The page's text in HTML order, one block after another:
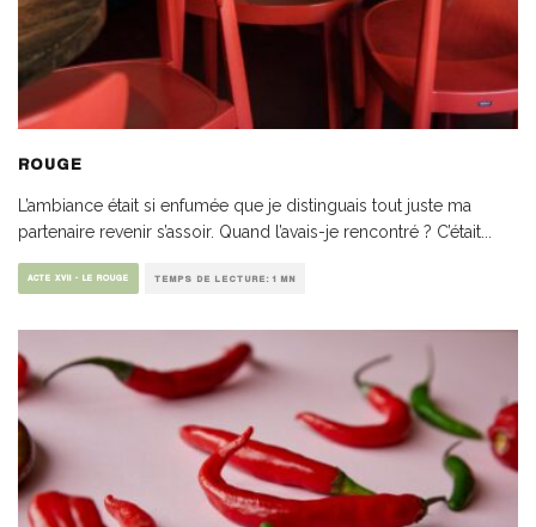
ROUGE
L’ambiance était si enfumée que je distinguais tout juste ma
partenaire revenir s’assoir. Quand l’avais-je rencontré ? C’était...
ACTE XVII - LE ROUGE TEMPS DE LECTURE: 1 MN